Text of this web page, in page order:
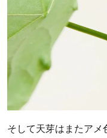
そして天芽はまたアメ